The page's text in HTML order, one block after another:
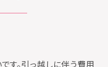
す。引っ越しに伴う費用